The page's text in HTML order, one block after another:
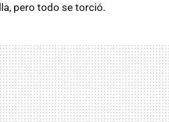
pero todo se torció.